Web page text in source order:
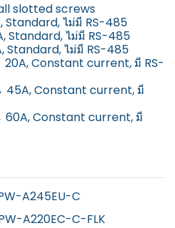
slotted screws
Standard, ไม่มี RS-485
Standard, ไม่มี RS-485
Standard, ไม่มี RS-485
Constant current, มี RS-
45A, Constant current, มี
60A, Constant current, มี
A245EU-C
A220EC-C-FLK